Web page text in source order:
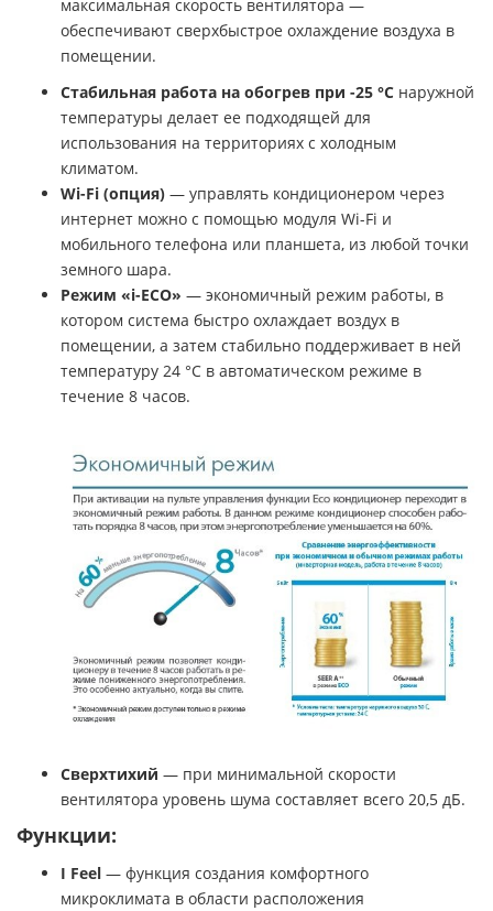
максимальная скорость вентилятора —
обеспечивают сверхбыстрое охлаждение воздуха в
помещении.
Стабильная работа на обогрев при -25 °С наружной
температуры делает ее подходящей для
использования на территориях с холодным
климатом.
Wi-Fi (опция) — управлять кондиционером через
интернет можно с помощью модуля Wi-Fi и
мобильного телефона или планшета, из любой точки
земного шара.
Режим «i-ECO» — экономичный режим работы, в
котором система быстро охлаждает воздух в
помещении, а затем стабильно поддерживает в ней
температуру 24 °С в автоматическом режиме в
течение 8 часов.
Сверхтихий — при минимальной скорости
вентилятора уровень шума составляет всего 20,5 дБ.
Функции:
I Feel — функция создания комфортного
микроклимата в области расположения